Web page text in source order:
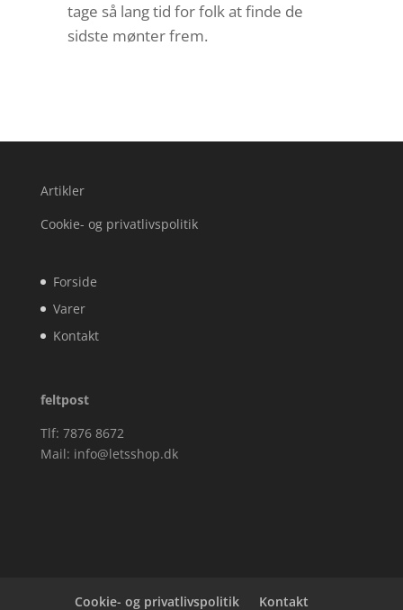
tage så lang tid for folk at finde de
sidste mønter frem.
Artikler
Cookie- og privatlivspolitik
Forside
Varer
Kontakt
feltpost
Tlf: 7876 8672
Mail: info@letsshop.dk
Cookie- og privatlivspolitik Kontakt